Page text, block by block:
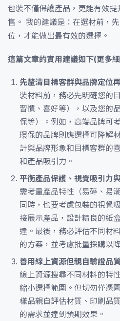
包裝不僅保護產品，更能有效
售。 我的建議是：在選材前，
位，才能做出最有效的選擇。
這篇文章的實用建議如下(更多
先釐清目標客群與品牌定位
裝材料前，務必先明確您的
習慣、喜好等），以及您的
保等）。例如，高端品牌可
環保的品牌則應選擇可降解
計與品牌形象和目標客群的
和產品吸引力。
平衡產品保護、視覺吸引力
需考量產品特性（易碎、易
同時，也要考慮包裝的視覺
接展示產品，設計精良的紙
達。最後，務必評估不同材
的方案，並考慮批量採購以
善用線上資源但親自驗證品質
線上資源搜尋不同材料的特
縮小選擇範圍。但切勿僅憑
樣品親自評估材質、印刷品
的需求並達到預期效果。